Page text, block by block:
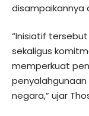
disampaikannya
“Inisiatif
sekaligus
memperkuat
penyalahgunaan
negara,” ujar